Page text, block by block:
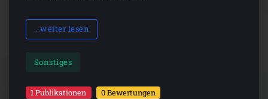
...weiter lesen
Sonstiges
1 Publikationen 0 Bewertungen